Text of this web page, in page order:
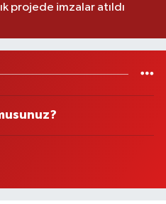
projede imzalar atıldı